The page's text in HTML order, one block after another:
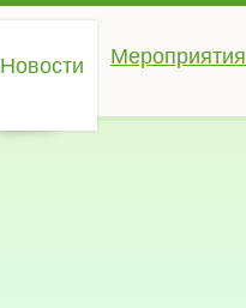
Новости Мероприятия